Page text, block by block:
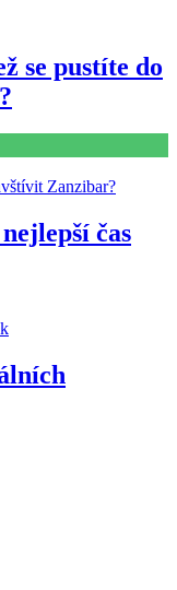
se pustíte do
čas